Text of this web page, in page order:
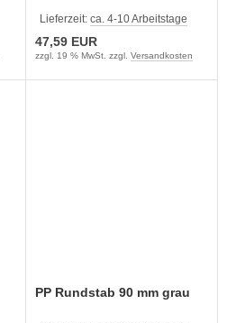
Lieferzeit: ca. 4-10 Arbeitstage
47,59 EUR
zzgl. 19 % MwSt. zzgl. Versandkosten
PP Rundstab 90 mm grau